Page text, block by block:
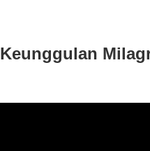
Keunggulan